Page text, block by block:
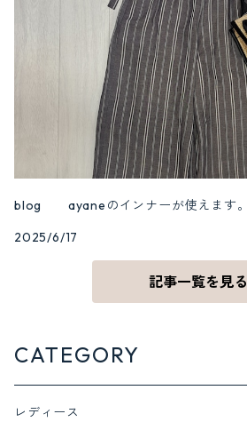
blog ayaneのインナーが使えます。
2025/6/17
記事一覧を見る
CATEGORY
レディース